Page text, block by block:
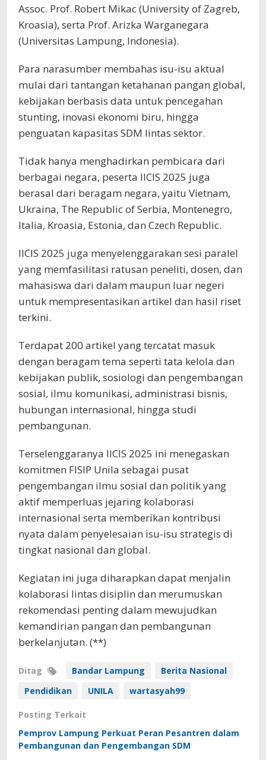
Assoc. Prof. Robert Mikac (University of Zagreb,
Kroasia), serta Prof. Arizka Warganegara
(Universitas Lampung, Indonesia).
Para narasumber membahas isu-isu aktual
mulai dari tantangan ketahanan pangan global,
kebijakan berbasis data untuk pencegahan
stunting, inovasi ekonomi biru, hingga
penguatan kapasitas SDM lintas sektor.
Tidak hanya menghadirkan pembicara dari
berbagai negara, peserta IICIS 2025 juga
berasal dari beragam negara, yaitu Vietnam,
Ukraina, The Republic of Serbia, Montenegro,
Italia, Kroasia, Estonia, dan Czech Republic.
IICIS 2025 juga menyelenggarakan sesi paralel
yang memfasilitasi ratusan peneliti, dosen, dan
mahasiswa dari dalam maupun luar negeri
untuk mempresentasikan artikel dan hasil riset
terkini.
Terdapat 200 artikel yang tercatat masuk
dengan beragam tema seperti tata kelola dan
kebijakan publik, sosiologi dan pengembangan
sosial, ilmu komunikasi, administrasi bisnis,
hubungan internasional, hingga studi
pembangunan.
Terselenggaranya IICIS 2025 ini menegaskan
komitmen FISIP Unila sebagai pusat
pengembangan ilmu sosial dan politik yang
aktif memperluas jejaring kolaborasi
internasional serta memberikan kontribusi
nyata dalam penyelesaian isu-isu strategis di
tingkat nasional dan global.
Kegiatan ini juga diharapkan dapat menjalin
kolaborasi lintas disiplin dan merumuskan
rekomendasi penting dalam mewujudkan
kemandirian pangan dan pembangunan
berkelanjutan. (**)
Ditag Bandar Lampung
Berita Nasional
Pendidikan
UNILA wartasyah99
Posting Terkait
Pemprov Lampung Perkuat Peran Pesantren dalam
Pembangunan dan Pengembangan SDM